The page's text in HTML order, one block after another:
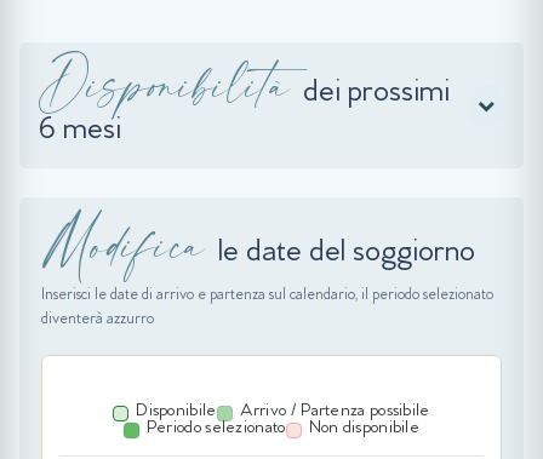
Disponibilità dei prossimi
6 mesi
Modifica le date del soggiorno
Inserisci le date di arrivo e partenza sul calendario, il periodo selezionato
diventerà azzurro
Disponibile
Arrivo / Partenza possibile
Periodo selezionato
Non disponibile